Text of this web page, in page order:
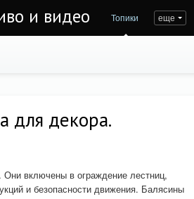
и видео Топики еще
для декора.
включены в ограждение лестниц,
и безопасности движения. Балясины